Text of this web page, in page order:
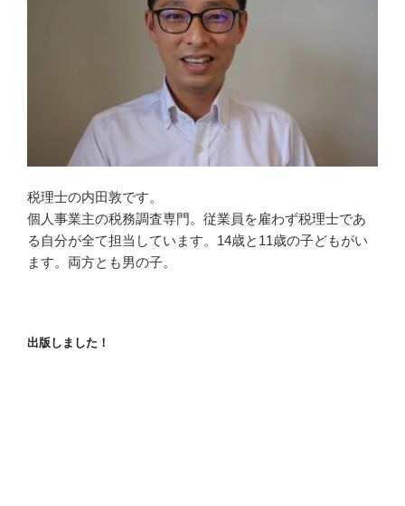
税理士の内田敦です。
個人事業主の税務調査専門。従業員を雇わず税理士であ
る自分が全て担当しています。14歳と11歳の子どもがい
ます。両方とも男の子。
出版しました！